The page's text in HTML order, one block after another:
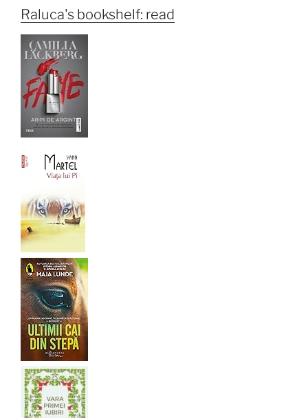
Raluca's bookshelf: read